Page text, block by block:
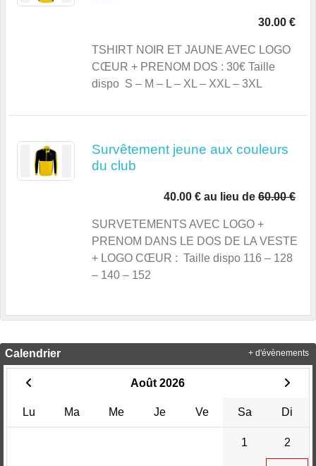
30.00 €
TSHIRT NOIR ET JAUNE AVEC LOGO
CŒUR + PRENOM DOS : 30€ Taille
dispo S – M – L – XL – XXL – 3XL
Survêtement jeune aux couleurs
du club
40.00 € au lieu de 60.00 €
SURVETEMENTS AVEC LOGO +
PRENOM DANS LE DOS DE LA VESTE
+ LOGO CŒUR : Taille dispo 116 – 128
– 140 – 152
Calendrier
Août 2026
Lu Ma Me Je Ve Sa Di
1 2
+ d'évènements